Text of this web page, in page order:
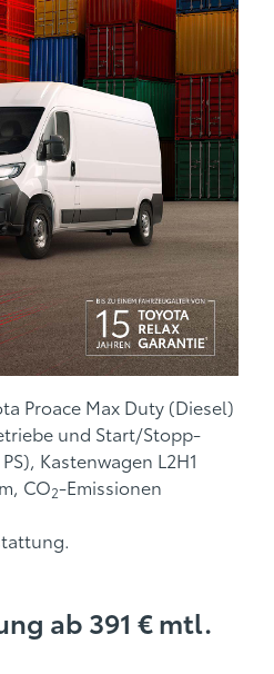
Proace Max Duty (Diesel)
und Start/Stopp-
Kastenwagen L2H1
CO2-Emissionen
ab 391 € mtl.